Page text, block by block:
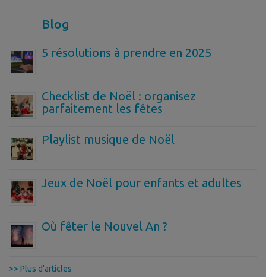
Blog
5 résolutions à prendre en 2025
Checklist de Noël : organisez
parfaitement les fêtes
Playlist musique de Noël
Jeux de Noël pour enfants et adultes
Où fêter le Nouvel An ?
>> Plus d'articles